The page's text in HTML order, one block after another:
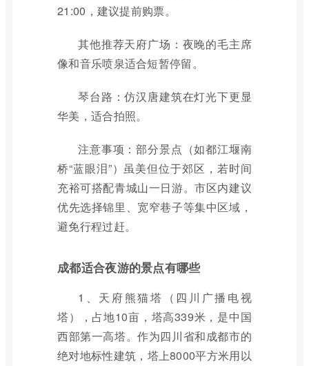
21:00，建议提前购票。
其他推荐天府广场：夜晚的毛主席
像和音乐喷泉适合短暂停留。
琴台路：仿汉唐建筑在灯光下更显
华美，适合拍照。
注意事项：部分景点（如都江堰南
桥“蓝眼泪”）虽美但位于郊区，若时间
充裕可搭配青城山一日游。市区内建议
优先选择锦里、宽窄巷子等集中区域，
避免行程过赶。
成都适合夜游的景点有哪些
1、天府熊猫塔（四川广播电视
塔），占地10亩，塔高339米，是中国
西部第一高塔。作为四川省和成都市的
绝对地标性建筑，塔上8000平方米用以